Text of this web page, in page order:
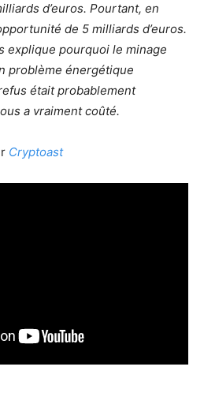
d’euros. Pourtant, en
de 5 milliards d’euros.
explique pourquoi le minage
problème énergétique
était probablement
a vraiment coûté.
Cryptoast